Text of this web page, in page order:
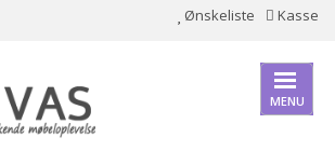
Ønskeliste Kasse
MENU